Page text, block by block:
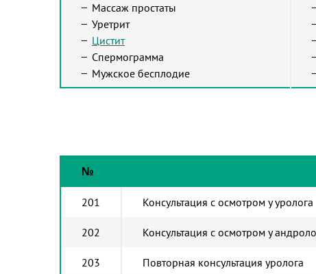
Массаж простаты
Уретрит
Цистит
Спермограмма
Мужское бесплодие
№
201 Консультация с осмотром у уролога
202 Консультация с осмотром у
203 Повторная консультация уролога